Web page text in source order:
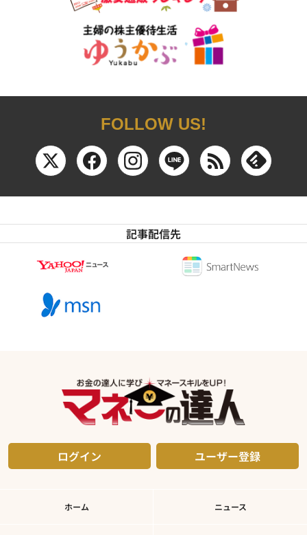
FOLLOW US!
記事配信先
ログイン ユーザー登録
ホーム ニュース